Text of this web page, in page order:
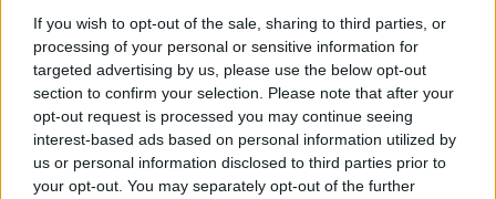
If you wish to opt-out of the sale, sharing to third parties, or
processing of your personal or sensitive information for
targeted advertising by us, please use the below opt-out
section to confirm your selection. Please note that after your
opt-out request is processed you may continue seeing
interest-based ads based on personal information utilized by
us or personal information disclosed to third parties prior to
your opt-out. You may separately opt-out of the further